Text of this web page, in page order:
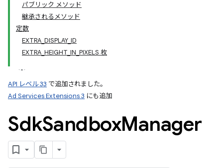
パブリック メソッド
継承されるメソッド
定数
EXTRA_DISPLAY_ID
EXTRA_HEIGHT_IN_PIXELS 枚
API レベル 33 で追加されました。
Ad Services Extensions 3 にも追加
SdkSandboxManager